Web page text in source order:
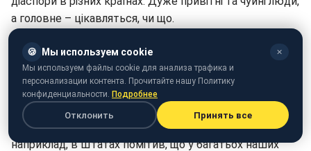
а головне – цікавляться, чи що.
Зв'язок, безумовно, відразу вишиковується. До речі,
якось йшов по Лос-Анджелесу в кофті з гербом
України на грудях – це відмінний спосіб зустріти
українців (сміється). Багато реагували миттєво –
"свій" ж йде.
наприклад, в Штатах помітив, що у багатьох наших
🍪 Мы используем cookie ✕
Мы используем файлы cookie для анализа трафика и
персонализации контента. Прочитайте нашу Политику
конфиденциальности. Подробнее
Отклонить Принять все